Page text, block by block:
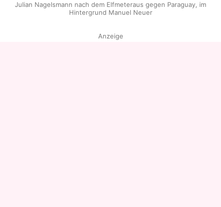
Julian Nagelsmann nach dem Elfmeteraus gegen Paraguay, im
Hintergrund Manuel Neuer
Anzeige